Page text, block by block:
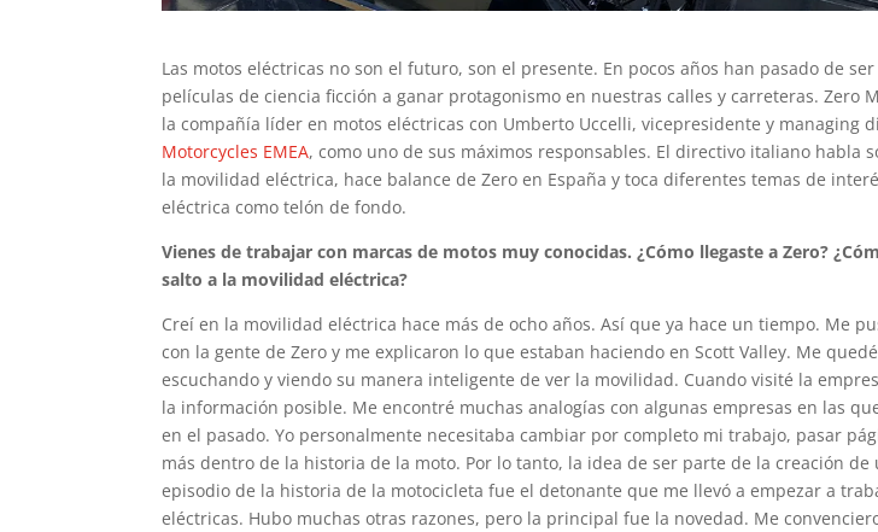
Las motos eléctricas no son el futuro, son el presente. En pocos años han pasado de
películas de ciencia ficción a ganar protagonismo en nuestras calles y carreteras. Zero
la compañía líder en motos eléctricas con Umberto Uccelli, vicepresidente y managing
Motorcycles EMEA, como uno de sus máximos responsables. El directivo italiano habla
la movilidad eléctrica, hace balance de Zero en España y toca diferentes temas de
eléctrica como telón de fondo.
Vienes de trabajar con marcas de motos muy conocidas. ¿Cómo llegaste a Zero?
salto a la movilidad eléctrica?
Creí en la movilidad eléctrica hace más de ocho años. Así que ya hace un tiempo. Me
con la gente de Zero y me explicaron lo que estaban haciendo en Scott Valley. Me
escuchando y viendo su manera inteligente de ver la movilidad. Cuando visité la
la información posible. Me encontré muchas analogías con algunas empresas en las
en el pasado. Yo personalmente necesitaba cambiar por completo mi trabajo, pasar
más dentro de la historia de la moto. Por lo tanto, la idea de ser parte de la creación de
episodio de la historia de la motocicleta fue el detonante que me llevó a empezar a
eléctricas. Hubo muchas otras razones, pero la principal fue la novedad. Me